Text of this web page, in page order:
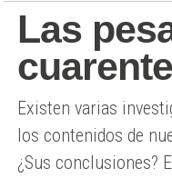
Las
Existen varias
los contenidos de
¿Sus conclusiones?